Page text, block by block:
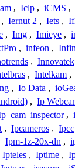
, Iclp , iCMS ,
, Iernut 2 , Iets ,
, Img , Imieye ,
, infeon ,
, Innovatek
, Intelkam ,
, Io Data ,
, Ip
,
, Ipcameros , Ipcc
Ipm-1z-20x-dn ,
Ipteles , Iptime ,